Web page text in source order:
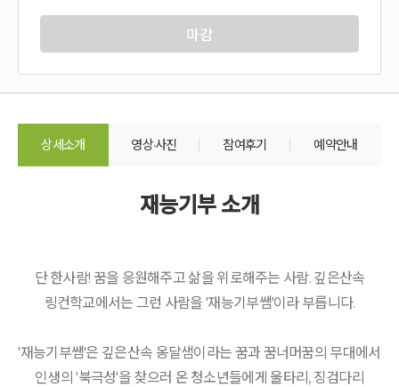
마감
상세소개 영상·사진 참여후기 예약안내
재능기부 소개
단 한사람! 꿈을 응원해주고 삶을 위로해주는 사람. 깊은산속
링컨학교에서는 그런 사람을 '재능기부쌤'이라 부릅니다.
'재능기부쌤'은 깊은산속 옹달샘이라는 꿈과 꿈너머꿈의 무대에서
인생의 '북극성'을 찾으러 온 청소년들에게 울타리, 징검다리